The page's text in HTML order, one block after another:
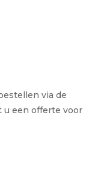
via de
u een offerte voor